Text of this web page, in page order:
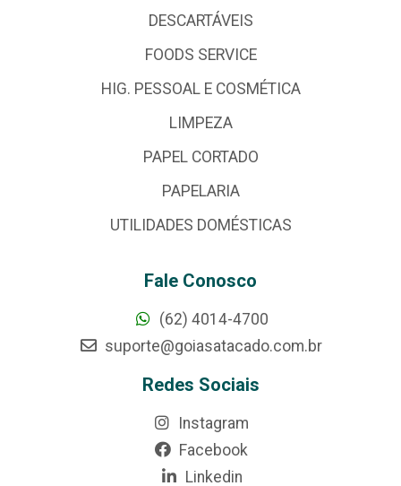
DESCARTÁVEIS
FOODS SERVICE
HIG. PESSOAL E COSMÉTICA
LIMPEZA
PAPEL CORTADO
PAPELARIA
UTILIDADES DOMÉSTICAS
Fale Conosco
(62) 4014-4700
suporte@goiasatacado.com.br
Redes Sociais
Instagram
Facebook
Linkedin